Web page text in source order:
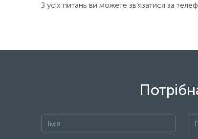
З усіх питань ви можете зв'язатися за